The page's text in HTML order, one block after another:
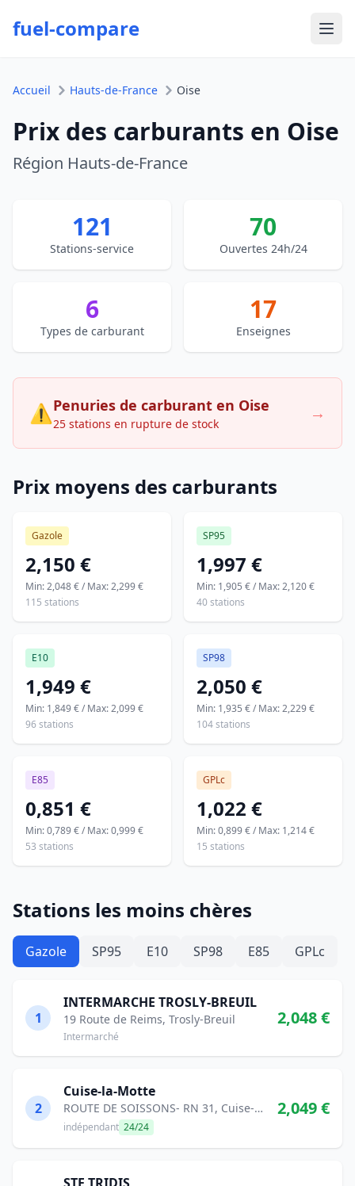
fuel-compare
Accueil Hauts-de-France Oise
Prix des carburants en Oise
Région Hauts-de-France
121
Stations-service
70
Ouvertes 24h/24
6
Types de carburant
17
Enseignes
⚠Penuries de carburant en Oise
25 stations en rupture de stock
→
Prix moyens des carburants
Gazole
2,150 €
Min: 2,048 € / Max: 2,299 €
115 stations
SP95
1,997 €
Min: 1,905 € / Max: 2,120 €
40 stations
E10
1,949 €
Min: 1,849 € / Max: 2,099 €
96 stations
SP98
2,050 €
Min: 1,935 € / Max: 2,229 €
104 stations
E85
0,851 €
Min: 0,789 € / Max: 0,999 €
53 stations
GPLc
1,022 €
Min: 0,899 € / Max: 1,214 €
15 stations
Stations les moins chères
Gazole SP95 E10 SP98 E85 GPLc
1
INTERMARCHE TROSLY-BREUIL
19 Route de Reims, Trosly-Breuil
Intermarché
2,048 €
2
Cuise-la-Motte
ROUTE DE SOISSONS- RN 31, Cuise-la-Motte
indépendant 24/24
2,049 €